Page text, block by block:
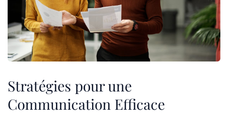
Stratégies pour une
Communication Efficace